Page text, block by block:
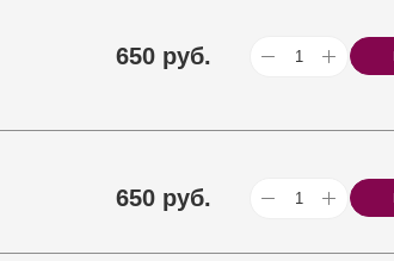
650 руб.
650 руб.